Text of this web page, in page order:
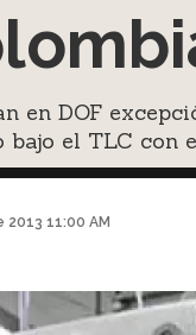
en DOF
bajo el TLC con
11:00 AM